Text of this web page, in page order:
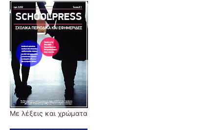
Με λέξεις και χρώματα